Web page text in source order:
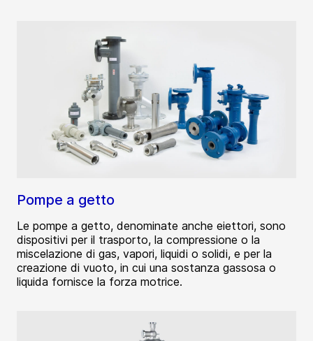
Pompe a getto
Le pompe a getto, denominate anche eiettori, sono
dispositivi per il trasporto, la compressione o la
miscelazione di gas, vapori, liquidi o solidi, e per la
creazione di vuoto, in cui una sostanza gassosa o
liquida fornisce la forza motrice.